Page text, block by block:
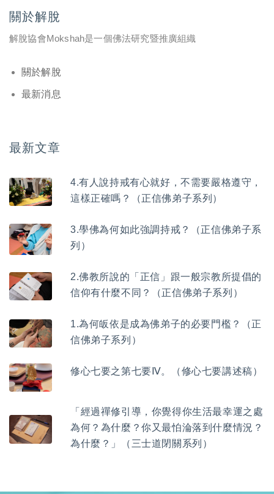
關於解脫
解脫協會Mokshah是一個佛法研究暨推廣組織
關於解脫
最新消息
最新文章
4.有人說持戒有心就好，不需要嚴格遵守，
這樣正確嗎？（正信佛弟子系列）
3.學佛為何如此強調持戒？（正信佛弟子系
列）
2.佛教所說的「正信」跟一般宗教所提倡的
信仰有什麼不同？（正信佛弟子系列）
1.為何皈依是成為佛弟子的必要門檻？（正
信佛弟子系列）
修心七要之第七要Ⅳ。（修心七要講述稿）
「經過禪修引導，你覺得你生活最幸運之處
為何？為什麼？你又最怕淪落到什麼情況？
為什麼？」（三士道閉關系列）